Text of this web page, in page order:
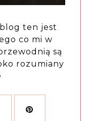
ten jest
co mi w
są
rozumiany